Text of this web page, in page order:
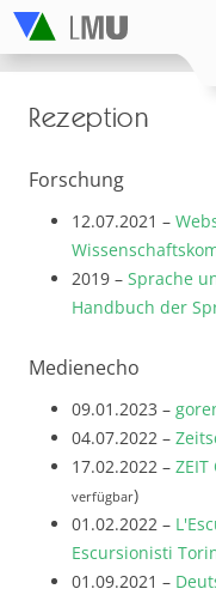
Rezeption
Forschung
12.07.2021 –
2019 – Sprache
Handbuch der
Medienecho
09.01.2023 –
04.07.2022 –
17.02.2022 –
verfügbar)
01.02.2022 –
Escursionisti
01.09.2021 –